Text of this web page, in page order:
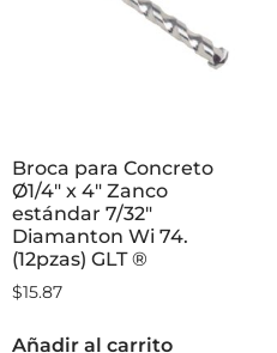
Broca para Concreto
Ø1/4″ x 4″ Zanco
estándar 7/32″
Diamanton Wi 74.
(12pzas) GLT ®
$15.87
Añadir al carrito